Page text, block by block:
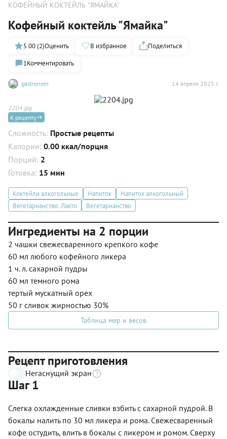
КОФЕЙНЫЙ КОКТЕЙЛЬ "ЯМАЙКА"
Кофейный коктейль "Ямайка"
gastronom 14 апреля 2025 г.
5.00 (2)Оценить В избранное
Поделиться
1Комментировать
2204.jpg
К рецепту
Сложность: Простые рецепты
Калории: 0.00 ккал/порция
Порций: 2
Готовка: 15 мин
Коктейли алкогольные Напиток
Напиток алкогольный
Вегетарианство: Лакто
Вегетарианство
Ингредиенты на 2 порции
2 чашки свежесваренного крепкого кофе
60 мл любого кофейного ликера
1 ч. л. сахарной пудры
60 мл темного рома
тертый мускатный орех
50 г сливок жирностью 30%
Таблица мер и весов
Рецепт приготовления
Негаснущий экран
Шаг 1
Слегка охлажденные сливки взбить с сахарной пудрой. В
бокалы налить по 30 мл ликера и рома. Свежесваренный
кофе остудить, влить в бокалы с ликером и ромом. Сверху